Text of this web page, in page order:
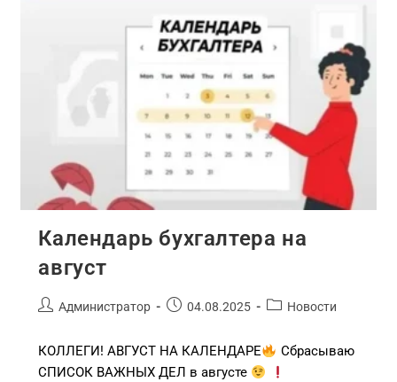
Календарь бухгалтера на
август
Администратор 04.08.2025 Новости
КОЛЛЕГИ! АВГУСТ НА КАЛЕНДАРЕ
Сбрасываю
СПИСОК ВАЖНЫХ ДЕЛ в августе